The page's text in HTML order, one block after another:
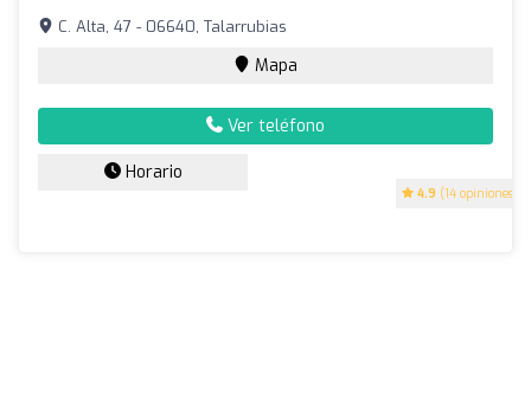
4.9 (14 opiniones)
C. Alta, 47 - 06640, Talarrubias
Mapa
Ver teléfono
Horario